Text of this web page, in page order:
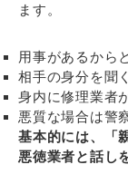
ます。
用事があるから
相手の身分を聞く
身内に修理業者
悪質な場合は警
基本的には、「
悪徳業者と話し